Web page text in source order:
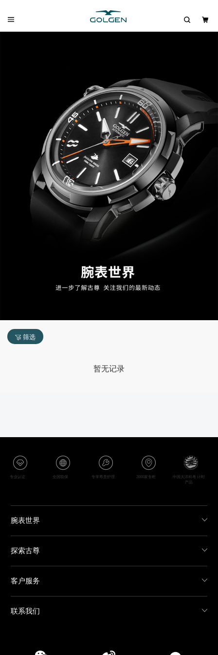
筛选
暂无记录
专业认证 全国联保 专享尊贵护理 2000家专柜
中国大洋科考 计时
产品
腕表世界
探索古尊
客户服务
联系我们